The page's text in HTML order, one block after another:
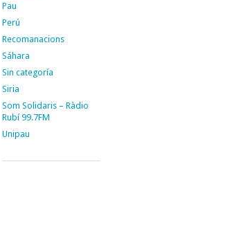
Pau
Perú
Recomanacions
Sáhara
Sin categoría
Siria
Som Solidaris – Ràdio
Rubí 99.7FM
Unipau